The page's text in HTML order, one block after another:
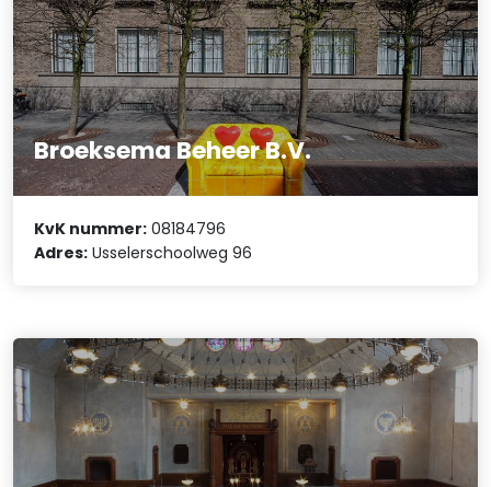
Broeksema Beheer B.V.
KvK nummer: 08184796
Adres: Usselerschoolweg 96